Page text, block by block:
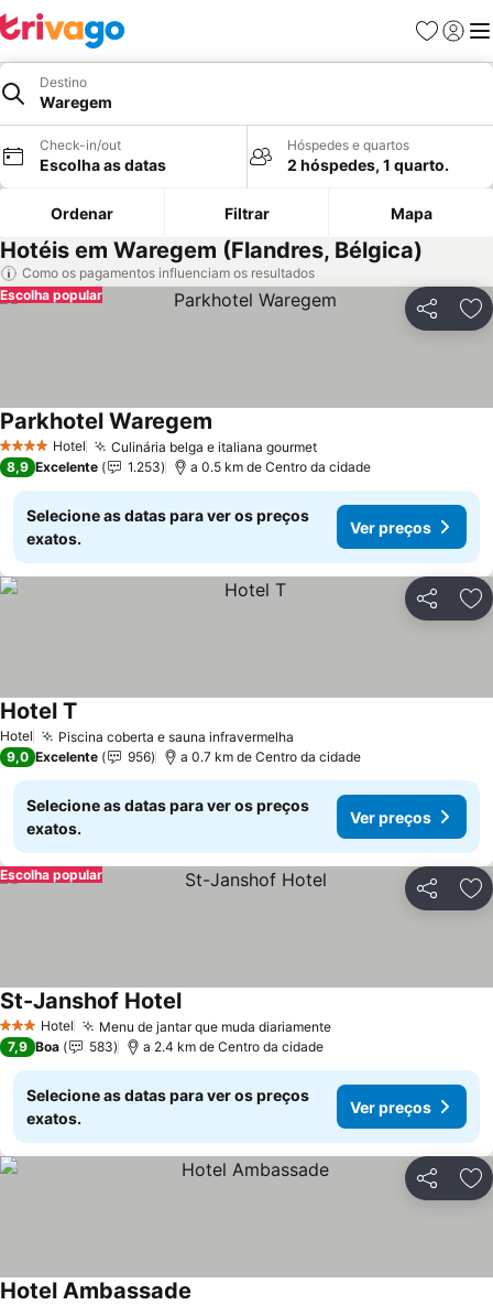
Favoritos
Iniciar
Destino
Waregem
Check-in/out
Escolha as datas
Hóspedes e quartos
2 hóspedes, 1 quarto.
Ordenar Filtrar Mapa
Hotéis em Waregem (Flandres, Bélgica)
Como os pagamentos influenciam os resultados
Partilhar
Escolha popular
4 EstrelasHotel Culinária belga e italiana gourmet
Parkhotel Waregem
8,9 Excelente 1.253 a 0.5 km de Centro da cidade
Selecione as datas para ver os preços
exatos.
Ver preços
Partilhar
Hotel Piscina coberta e sauna infravermelha
Hotel T
9,0 Excelente 956 a 0.7 km de Centro da cidade
Selecione as datas para ver os preços
exatos.
Ver preços
Partilhar
Escolha popular
3 EstrelasHotel Menu de jantar que muda diariamente
St-Janshof Hotel
7,9 Boa 583 a 2.4 km de Centro da cidade
Selecione as datas para ver os preços
exatos.
Ver preços
Partilhar
Hotel Ambassade